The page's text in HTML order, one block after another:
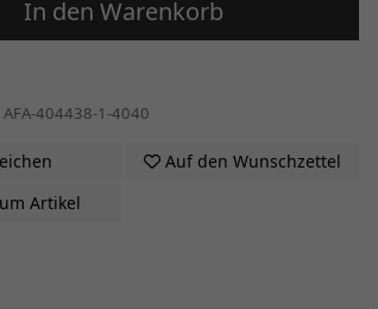
In den Warenkorb
404438-1-4040
Auf den Wunschzettel
Artikel